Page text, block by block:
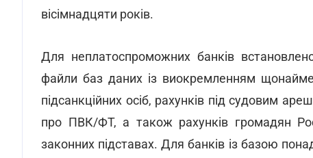
вісімнадцяти років.
Для неплатоспроможних банків
файли баз даних із виокремленням
підсанкційних осіб, рахунків під судовим
про ПВК/ФТ, а також рахунків громадян
законних підставах. Для банків із базою